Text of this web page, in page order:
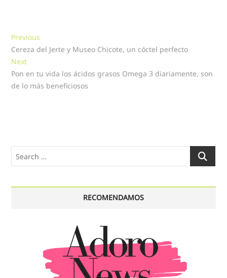
Navegación
de
entradas
Previous
post:
Cereza del Jerte y Museo Chicote, un cóctel perfecto
NextNext
post:
Pon en tu vida los ácidos grasos Omega 3 diariamente, son
de lo más beneficiosos
Search
…
RECOMENDAMOS